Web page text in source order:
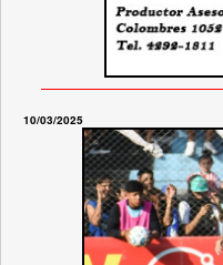
10/03/2025